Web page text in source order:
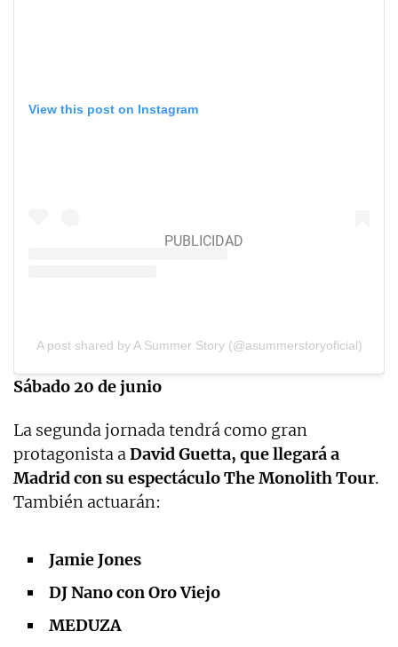
View this post on Instagram
A post shared by A Summer Story (@asummerstoryoficial)
Sábado 20 de junio
La segunda jornada tendrá como gran
protagonista aDavid Guetta, que llegará a
Madrid con su espectáculo The Monolith Tour.
También actuarán:
Jamie Jones
DJ Nano con Oro Viejo
MEDUZA